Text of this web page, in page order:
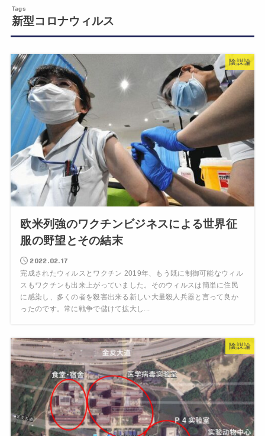
新型コロナウィルス
陰謀論
欧米列強のワクチンビジネスによる世界征
服の野望とその結末
2022.02.17
完成されたウィルスとワクチン 2019年、もう既に制御可能なウィル
スもワクチンも出来上がっていました。そのウィルスは簡単に住民
に感染し、多くの者を殺害出来る新しい大量殺人兵器と言って良か
ったのです。常に戦争で儲けて拡大し...
陰謀論